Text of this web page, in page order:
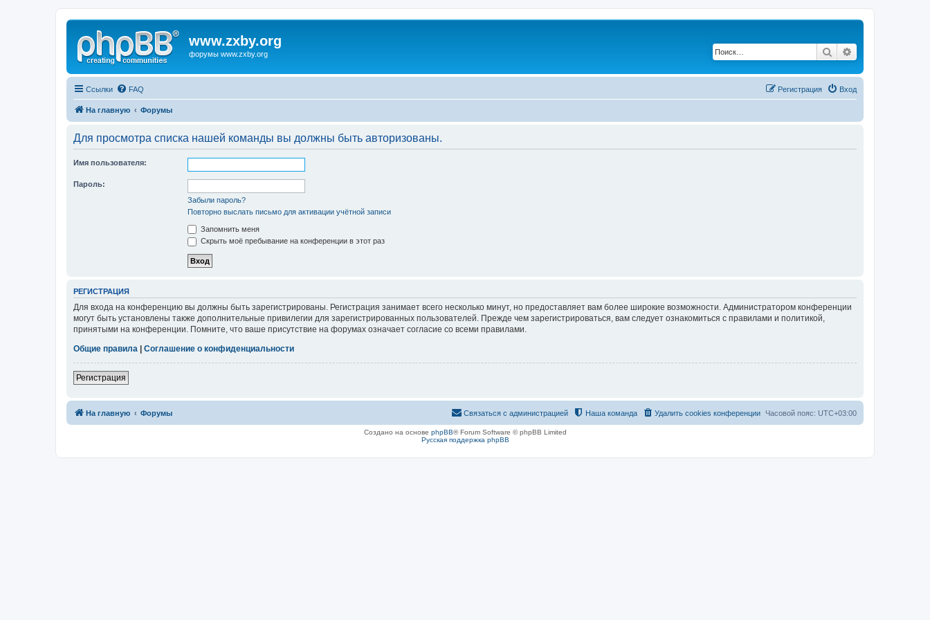
www.zxby.org
форумы www.zxby.org Поиск
Ссылки FAQ Вход
Регистрация
На главную Форумы
Для просмотра списка нашей команды вы должны быть авторизованы.
Имя пользователя:
Пароль:
Забыли пароль?
Повторно выслать письмо для активации учётной записи
Запомнить меня
Скрыть моё пребывание на конференции в этот раз
РЕГИСТРАЦИЯ
Для входа на конференцию вы должны быть зарегистрированы. Регистрация занимает всего несколько минут, но предоставляет вам более широкие возможности. Администратором конференции
могут быть установлены также дополнительные привилегии для зарегистрированных пользователей. Прежде чем зарегистрироваться, вам следует ознакомиться с правилами и политикой,
принятыми на конференции. Помните, что ваше присутствие на форумах означает согласие со всеми правилами.
Общие правила
Соглашение о конфиденциальности
Регистрация
На главную Форумы Часовой пояс: UTC+03:00
Удалить cookies конференции
Наша команда
Связаться с администрацией
Создано на основе phpBB® Forum Software © phpBB Limited
Русская поддержка phpBB